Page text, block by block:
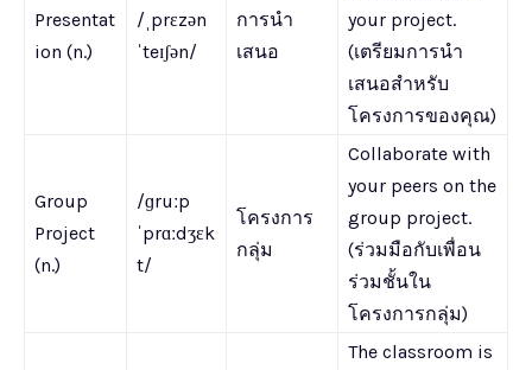
Presentat
ion (n.)
/ˌprɛzən
ˈteɪʃən/
การนำ
เสนอ
your project.
(เตรียมการนำ
เสนอสำหรับ
โครงการของคุณ)
Group
Project
(n.)
/ɡruːp
ˈprɑːdʒɛk
t/
โครงการ
กลุ่ม
Collaborate with
your peers on the
group project.
(ร่วมมือกับเพื่อน
ร่วมชั้นใน
โครงการกลุ่ม)
The classroom is